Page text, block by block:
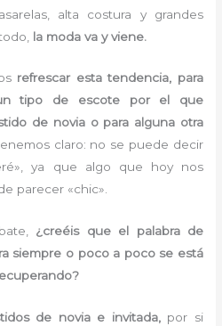
alta costura y grandes
la moda va y viene.
refrescar esta tendencia, para
tipo de escote por el que
de novia o para alguna otra
claro: no se puede decir
ya que algo que hoy nos
parecer «chic».
¿creéis que el palabra de
siempre o poco a poco se está
de novia e invitada, por si